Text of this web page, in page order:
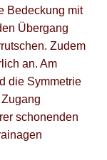
Bedeckung mit
Übergang
Zudem
an. Am
die Symmetrie
schonenden